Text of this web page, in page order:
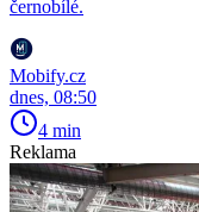
černobílé.
Mobify.cz
dnes, 08:50
4 min
Reklama